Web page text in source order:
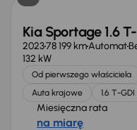
Kia Sportage 1.6
202378 199 kmAutomat
132 kW
Od pierwszego właściciela
Auta krajowe
1.6 T-
Miesięczna rata
na miarę